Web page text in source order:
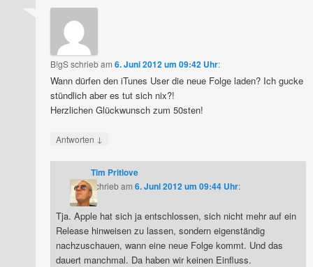
B!gSschriebam6. Juni 2012 um 09:42 Uhr:
Wann dürfen den iTunes User die neue Folge laden? Ich gucke
stündlich aber es tut sich nix?!
Herzlichen Glückwunsch zum 50sten!
Antworten ↓
Tim Pritlove
schriebam 6. Juni 2012 um 09:44 Uhr:
Tja. Apple hat sich ja entschlossen, sich nicht mehr auf ein
Release hinweisen zu lassen, sondern eigenständig
nachzuschauen, wann eine neue Folge kommt. Und das
dauert manchmal. Da haben wir keinen Einfluss.